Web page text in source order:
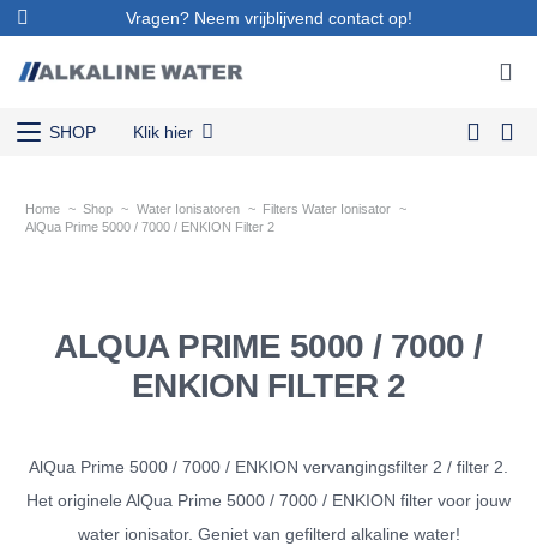
Vragen? Neem vrijblijvend contact op!
SHOP Klik hier
Home ~ Shop ~ Water Ionisatoren ~ Filters Water Ionisator ~
AlQua Prime 5000 / 7000 / ENKION Filter 2
ALQUA PRIME 5000 / 7000 /
ENKION FILTER 2
AlQua Prime 5000 / 7000 / ENKION vervangingsfilter 2 / filter 2.
Het originele AlQua Prime 5000 / 7000 / ENKION filter voor jouw
water ionisator. Geniet van gefilterd alkaline water!